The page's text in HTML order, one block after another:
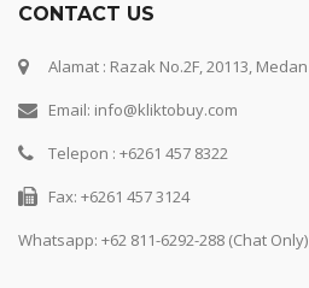
CONTACT US
Alamat : Razak No.2F, 20113, Medan
Email: info@kliktobuy.com
Telepon : +6261 457 8322
Fax: +6261 457 3124
Whatsapp: +62 811-6292-288 (Chat Only)